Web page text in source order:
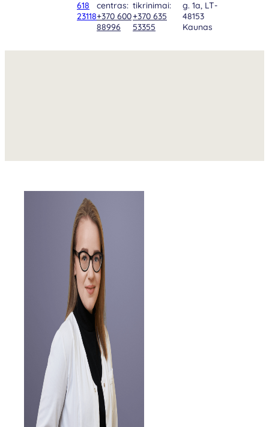
618
23118
centras:
+370 600
88996
tikrinimai:
+370 635
53355
g. 1a, LT-
48153
Kaunas